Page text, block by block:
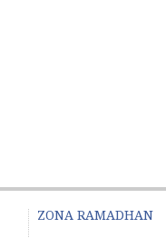
ZONA RAMADHAN